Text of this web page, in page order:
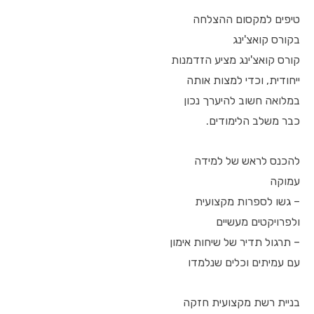
טיפים למקסום ההצלחה
בקורס קואצ'ינג
קורס קואצ'ינג מציע הזדמנות
ייחודית, וכדי למצות אותה
במלואה חשוב להיערך נכון
כבר משלב הלימודים.
להכנס לראש של למידה
עמוקה
– גשו לספרות מקצועית
ולפרויקטים מעשיים
– תרגול תדיר של שיחות אימון
עם עמיתים וכלים שנלמדו
בניית רשת מקצועית חזקה